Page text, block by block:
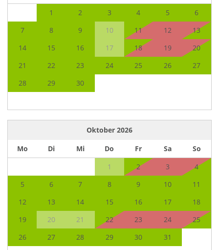
1
2 3 4 5
6
7
8 9 10 11 12
13
14
15 16 17 18 19
20
21
22 23 24 25 26
27
28
29 30
Oktober 2026
Mo
Di Mi Do Fr Sa
So
1
2 3
4
5
6 7 8 9 10
11
12
13 14 15 16 17
18
19
20 21 22 23 24
25
26
27 28 29 30 31